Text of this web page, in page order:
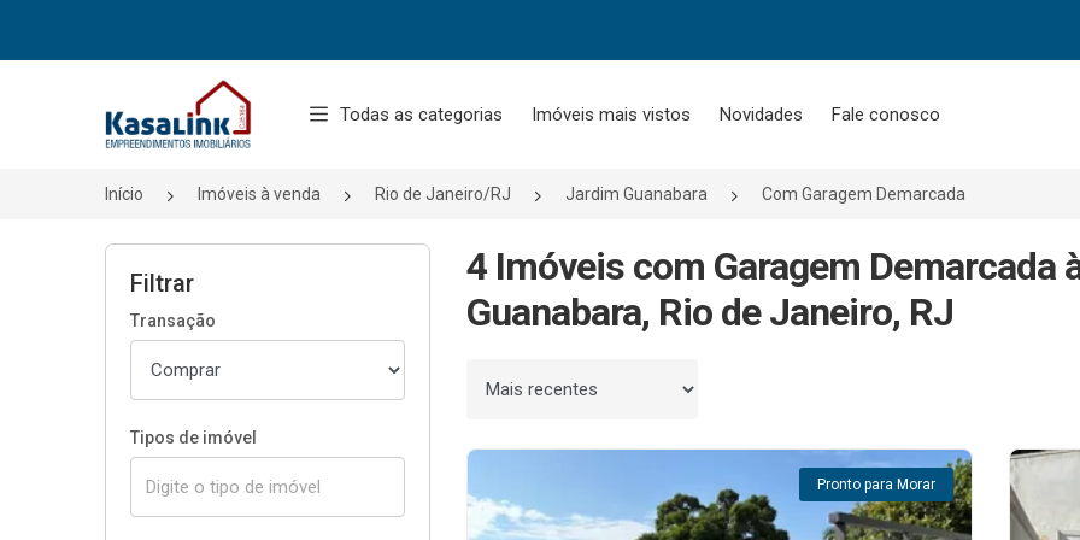
Página inicial
Todas as categorias Imóveis mais vistos Novidades Fale conosco
Início Imóveis à venda Rio de Janeiro/RJ Jardim Guanabara Com Garagem Demarcada
Filtrar
Transação
Tipos de imóvel
4 Imóveis com Garagem Demarcada
Guanabara, Rio de Janeiro, RJ
Ordenar por
Pronto para Morar